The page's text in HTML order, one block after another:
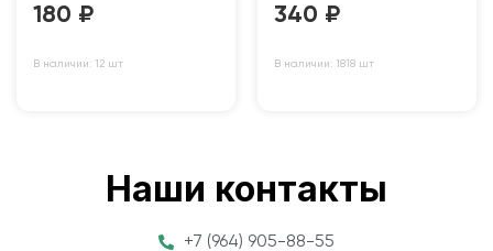
180 ₽
В наличии: 12 шт
340 ₽
В наличии: 1818 шт
Наши контакты
+7 (964) 905-88-55